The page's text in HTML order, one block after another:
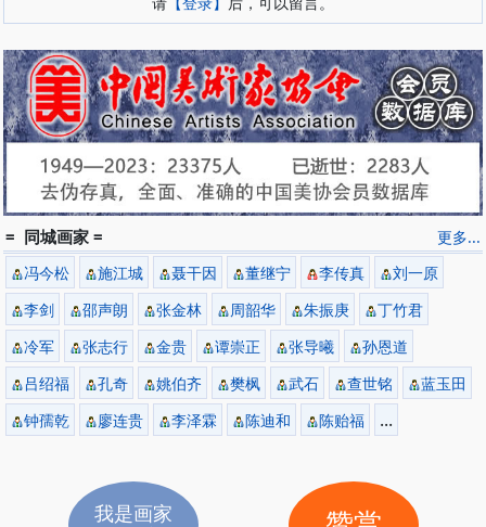
更多...
= 同城画家 =
冯今松 施江城 聂干因 董继宁 李传真
刘一原
李剑
邵声朗 张金林 周韶华 朱振庚
丁竹君
冷军
张志行 金贵 谭崇正 张导曦
孙恩道
吕绍福
孔奇 姚伯齐 樊枫 武石 查世铭
蓝玉田
钟孺乾
廖连贵 李泽霖 陈迪和 陈贻福 ...
我是画家